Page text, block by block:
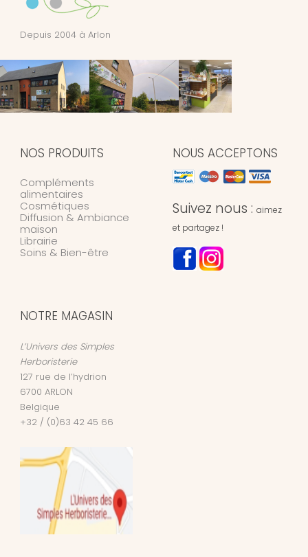
Depuis 2004 à Arlon
NOS PRODUITS
Compléments
alimentaires
Cosmétiques
Diffusion & Ambiance
maison
Librairie
Soins & Bien-être
NOUS ACCEPTONS
Suivez nous : aimez
et partagez !
NOTRE MAGASIN
L’Univers des Simples
Herboristerie
127 rue de l’hydrion
6700 ARLON
Belgique
+32 / (0)63 42 45 66